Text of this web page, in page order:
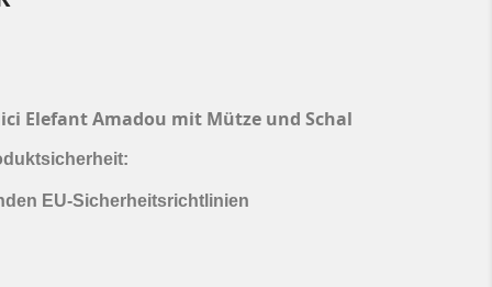
Elefant Amadou mit Mütze und Schal
EU-Sicherheitsrichtlinien